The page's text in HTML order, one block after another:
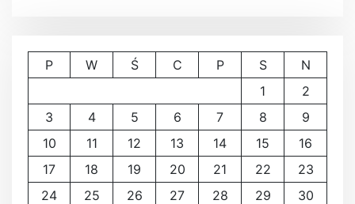
P W Ś C P S
N
1
2
3
4 5 6 7 8
9
10
11 12 13 14 15
16
17
18 19 20 21 22
23
24
25 26 27 28 29
30